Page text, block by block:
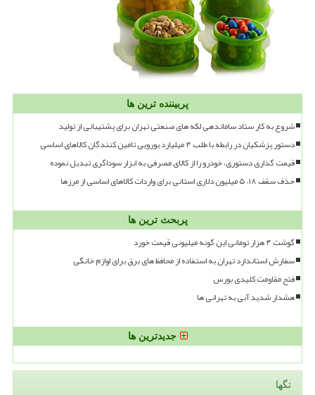
پربیننده ترین ها
شروع به کار ستاد ساماندهی لکه های صنعتی تهران برای پشتیبانی از تولید
دستور پزشکیان در رابطه با طلب ۴ میلیارد یورویی تامین کنندگان کالاهای اساسی
قیمت گذاری دستوری، خودرو را از کالای مصرفی به ابزار سوداگری تبدیل نموده
حذف سقف ۱۸، ۵ میلیون دلاری استانی برای واردات کالاهای اساسی از مرزها
پربحث ترین ها
گوشت ۴ هزار تومانی این گونه میلیونی قیمت خورد
سفارش استاندارد تهران به استفاده از محافظ های برق برای لوازم خانگی
فتح مقاومت کلیدی بورس
هشدار شدید آبی به تهرانی ها
جدیدترین ها
تگها